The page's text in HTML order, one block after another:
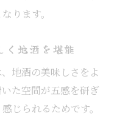
ります。
く地酒を堪能
地酒の美味しさをよ
た空間が五感を研ぎ
じられるためです。